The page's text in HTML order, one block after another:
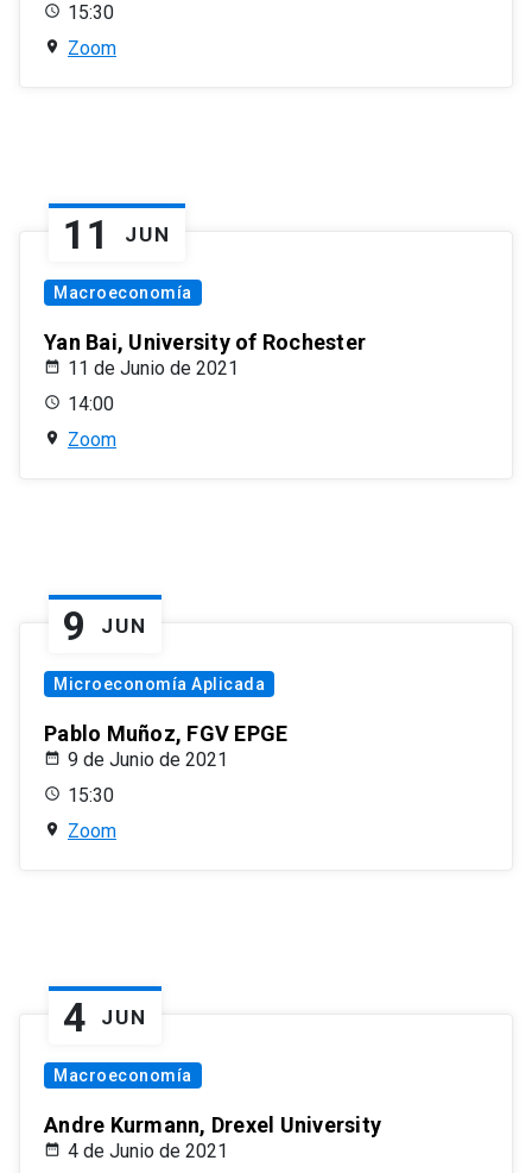
15:30
Zoom
11 JUN
Macroeconomía
Yan Bai, University of Rochester
11 de Junio de 2021
14:00
Zoom
9 JUN
Microeconomía Aplicada
Pablo Muñoz, FGV EPGE
9 de Junio de 2021
15:30
Zoom
4 JUN
Macroeconomía
Andre Kurmann, Drexel University
4 de Junio de 2021